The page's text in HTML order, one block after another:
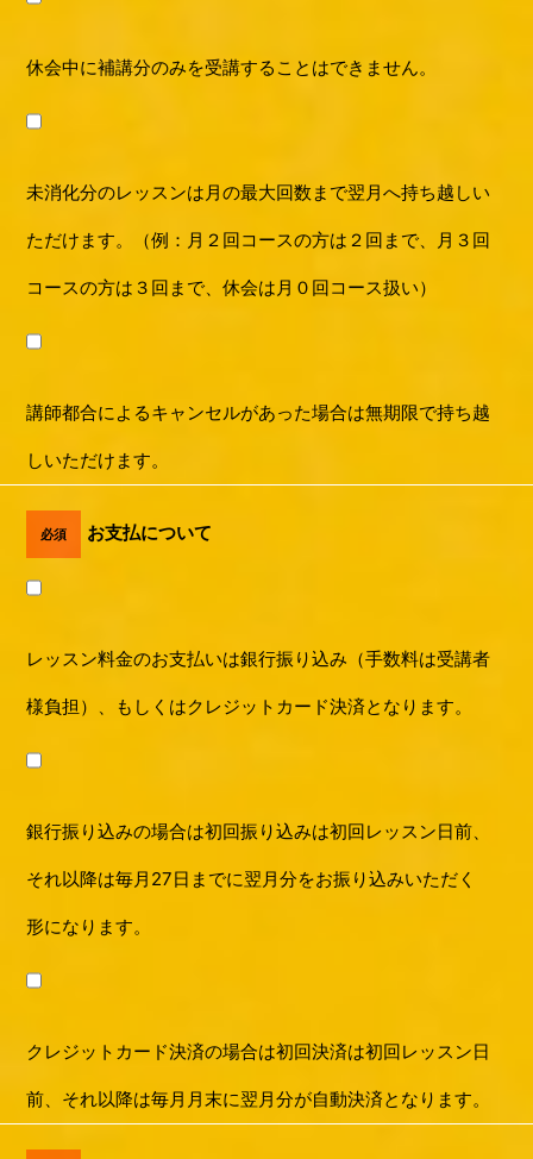
休会中に補講分のみを受講することはできません。
未消化分のレッスンは月の最大回数まで翌月へ持ち越しい
ただけます。（例：月２回コースの方は２回まで、月３回
コースの方は３回まで、休会は月０回コース扱い）
講師都合によるキャンセルがあった場合は無期限で持ち越
しいただけます。
必須 お支払について
レッスン料金のお支払いは銀行振り込み（手数料は受講者
様負担）、もしくはクレジットカード決済となります。
銀行振り込みの場合は初回振り込みは初回レッスン日前、
それ以降は毎月27日までに翌月分をお振り込みいただく
形になります。
クレジットカード決済の場合は初回決済は初回レッスン日
前、それ以降は毎月月末に翌月分が自動決済となります。